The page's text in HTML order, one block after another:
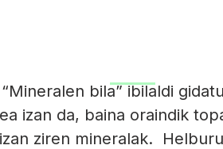
bila” ibilaldi
izan da, baina oraindik
ziren mineralak.